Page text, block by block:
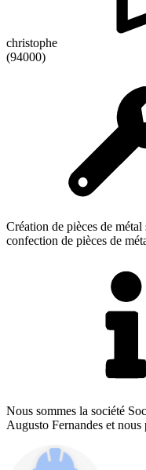
christophe
(94000)
Création de pièces de
confection de pièces de
Nous sommes la société
Augusto Fernandes et